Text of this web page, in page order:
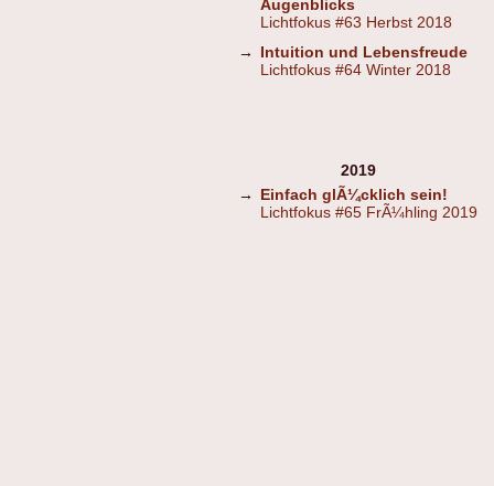
Augenblicks
Lichtfokus #63 Herbst 2018
→
Intuition und Lebensfreude
Lichtfokus #64 Winter 2018
2019
→
Einfach glÃ¼cklich sein!
Lichtfokus #65 FrÃ¼hling 2019